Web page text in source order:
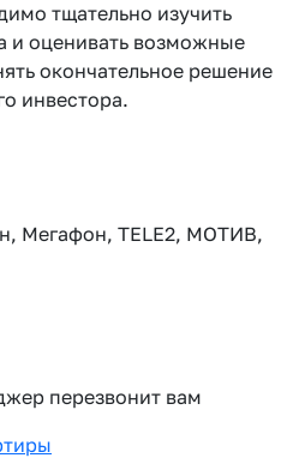
тщательно изучить
и оценивать возможные
окончательное решение
инвестора.
Мегафон, TELE2, МОТИВ,
перезвонит вам